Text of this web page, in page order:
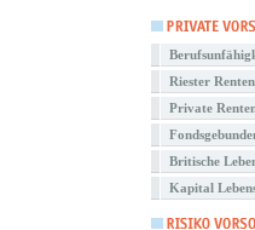
Riester
Private
Britische
Kapital